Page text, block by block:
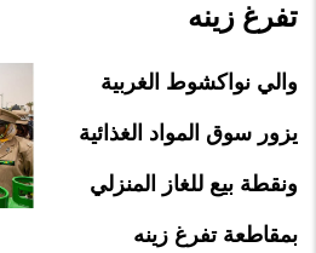
تفرغ زينه
والي نواكشوط الغربية
يزور سوق المواد الغذائية
ونقطة بيع للغاز المنزلي
بمقاطعة تفرغ زينه